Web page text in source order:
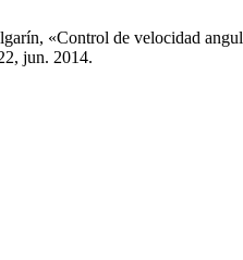
«Control de velocidad
jun. 2014.